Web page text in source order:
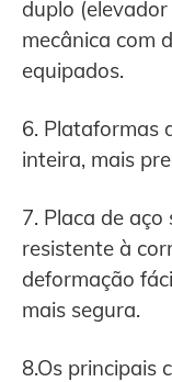
duplo
mecânica com
equipados.
6. Plataformas
inteira, mais
7. Placa de
resistente à
deformação
mais segura.
8.Os principais